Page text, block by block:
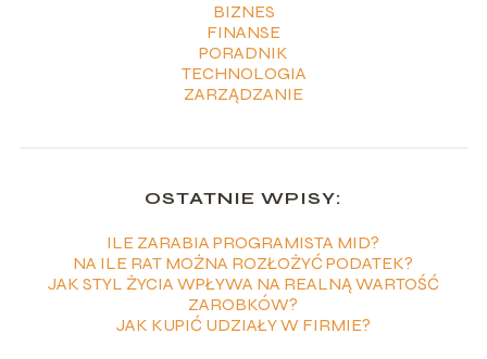
BIZNES
FINANSE
PORADNIK
TECHNOLOGIA
ZARZĄDZANIE
OSTATNIE WPISY:
ILE ZARABIA PROGRAMISTA MID?
NA ILE RAT MOŻNA ROZŁOŻYĆ PODATEK?
JAK STYL ŻYCIA WPŁYWA NA REALNĄ WARTOŚĆ
ZAROBKÓW?
JAK KUPIĆ UDZIAŁY W FIRMIE?